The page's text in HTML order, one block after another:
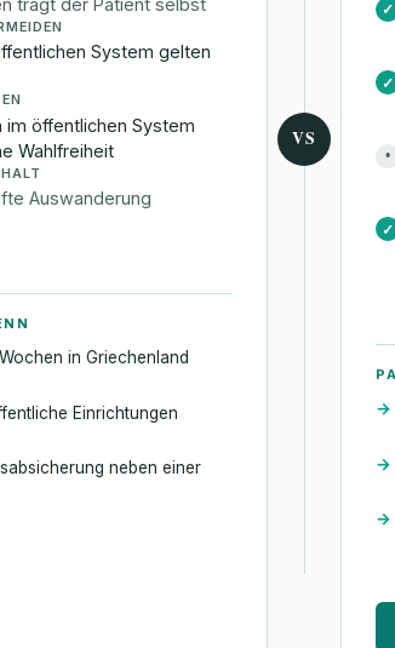
System gelten
im öffentlichen System
Wahlfreiheit
Auswanderung
in Griechenland
Einrichtungen
neben einer
VS
✓
✓
•
✓